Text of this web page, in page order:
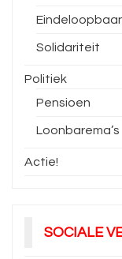
Solidariteit
Politiek
Pensioen
Loonbarema’s
Actie!
SOCIALE